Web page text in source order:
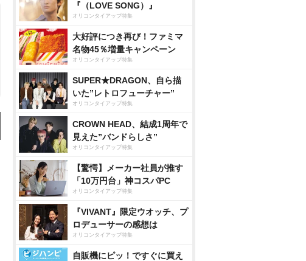
『（LOVE SONG）』
オリコンタイアップ特集
大好評につき再び！ファミマ
名物45％増量キャンペーン
オリコンタイアップ特集
SUPER★DRAGON、自ら描
いた”レトロフューチャー”
オリコンタイアップ特集
CROWN HEAD、結成1周年で
見えた”バンドらしさ”
オリコンタイアップ特集
【驚愕】メーカー社員が推す
「10万円台」神コスパPC
オリコンタイアップ特集
『VIVANT』限定ウオッチ、プ
ロデューサーの感想は
オリコンタイアップ特集
自販機にピッ！ですぐに買え